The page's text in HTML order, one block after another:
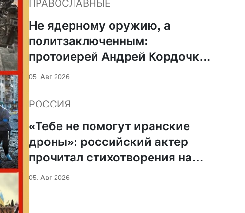
ПРАВОСЛАВНЫЕ
Не ядерному оружию, а
политзаключенным:
протоиерей Андрей Кордочкин
предложил иное
покровительство для
Серафима Саровского
05. Авг 2026
РОССИЯ
«Тебе не помогут иранские
дроны»: российский актер
прочитал стихотворения на
фоне храмов РПЦ
05. Авг 2026